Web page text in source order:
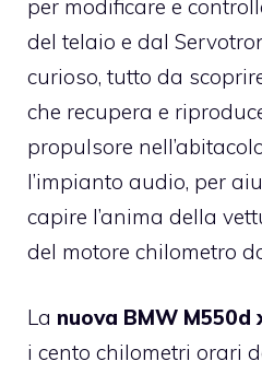
per modificare e
del telaio e dal
curioso, tutto da
che recupera e
propulsore
l’impianto audio, per
capire l’anima della
del motore chilometro
La nuova BMW M550d
i cento chilometri orari